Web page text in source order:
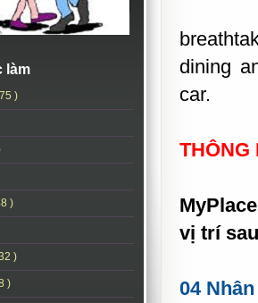
làm
)
)
)
)
dining
car.
THÔNG
vị trí
04